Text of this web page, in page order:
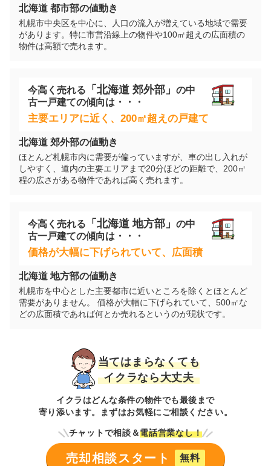
300万円 2025年9月
階数:2 階 築年数: 49年
建物面積:112㎡
1,100万円 2025年9月
北海道札幌市南区川沿一条六丁目
建物面積:117㎡ 土地面積:374㎡
1,000
北海道札幌市南区石山三条五丁目
1,000万円
北海道札幌市南区常盤三条二丁目
築年数:33年
建物面積:
135㎡ 土地面積: 265㎡
北海道 都市部の値動き
札幌市中央区を中心に、人口の流入が増えている地域で需要
があります。特に市営沿線上の物件や100㎡超えの広面積の
物件は高額で売れます。
今高く売れる 「 北海道 郊外部」 の中
古一戸建ての傾向は・・・
主要エリアに近く、200㎡超えの戸建て
北海道 郊外部の値動き
ほとんど札幌市内に需要が偏っていますが、車の出し入れが
しやすく、道内の主要エリアまで20分ほどの距離で、200㎡
程の広さがある物件であれば高く売れます。
今高く売れる 「 北海道地方部」 の中
古一戸建ての傾向は・・・
価格が大幅に下げられていて、広面積
北海道 地方部の値動き
札幌市を中心とした主要都市に近いところを除くとほとんど
需要がありません。 価格が大幅に下げられていて、500㎡な
どの広面積であれば何とか売れるというのが現状です。
当てはまらなくても
イクラなら大丈夫
イクラはどんな条件の物件でも最後まで
寄り添います。まずはお気軽にご相談ください。
チャットで相談＆電話営業なし！
売却相談スタート 無料